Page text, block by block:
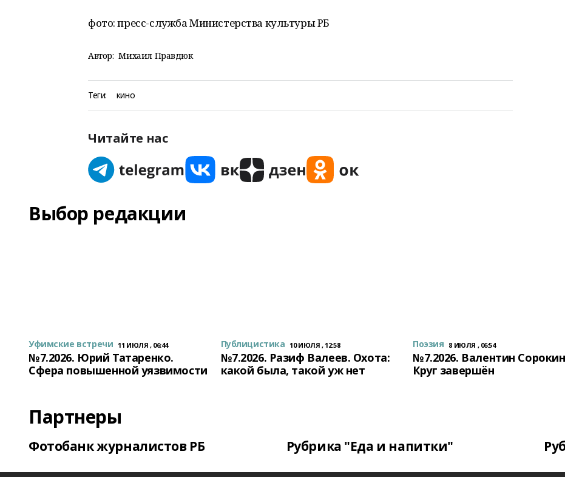
фото: пресс-служба Министерства культуры РБ
Автор: Михаил Правдюк
Теги: кино
Читайте нас
Выбор редакции
Уфимские встречи 11 ИЮЛЯ , 06:44
№7.2026. Юрий Татаренко.
Сфера повышенной уязвимости
Публицистика 10 ИЮЛЯ , 12:58
№7.2026. Разиф Валеев. Охота:
какой была, такой уж нет
Поэзия 8 ИЮЛЯ , 06:54
№7.2026. Валентин
Круг завершён
Партнеры
Фотобанк журналистов РБ Рубрика "Еда и напитки"